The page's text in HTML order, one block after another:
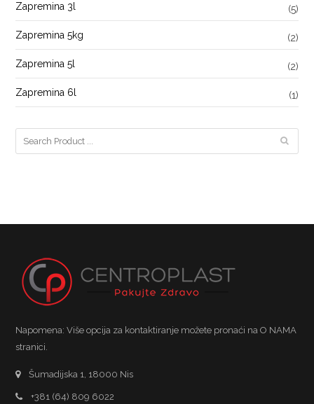
Zapremina 3l (5)
Zapremina 5kg (2)
Zapremina 5l (2)
Zapremina 6l (1)
Napomena: Više opcija za kontaktiranje možete pronaći na O NAMA
stranici.
Šumadijska 1, 18000 Nis
+381 (64) 809 6022